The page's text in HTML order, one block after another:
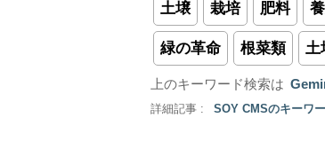
土壌 栽培 肥料
緑の革命 根菜類 土
上のキーワード検索は
詳細記事 : SOY CMSのキーワ